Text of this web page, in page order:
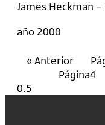
James Heckman
año 2000
« Anterior
Página4